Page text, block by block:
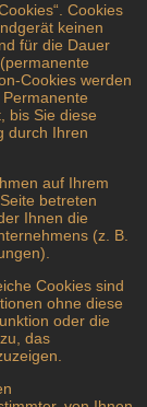
Cookies
keinen
für die Dauer
Cookies werden
bis Sie diese
durch Ihren
auf Ihrem
betreten
Ihnen die
(z. B.
Cookies sind
ohne diese
oder die
das